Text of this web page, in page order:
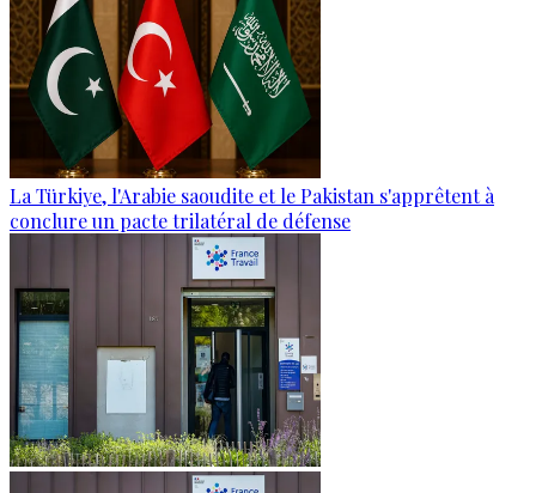
La Türkiye, l'Arabie saoudite et le Pakistan s'apprêtent à
conclure un pacte trilatéral de défense